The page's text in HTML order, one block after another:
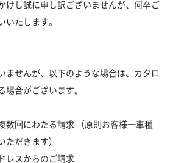
けし誠に申し訳ございませんが、何卒ご
いたします。
ませんが、以下のような場合は、カタロ
場合がございます。
数回にわたる請求 （原則お客様一車種
ただきます）
レスからのご請求